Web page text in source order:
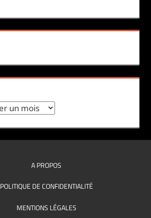
A PROPOS
POLITIQUE DE CONFIDENTIALITÉ
MENTIONS LÉGALES